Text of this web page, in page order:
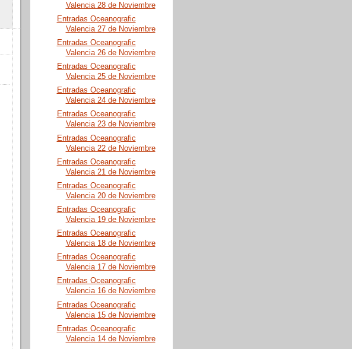
Valencia 28 de Noviembre
Entradas Oceanografic
Valencia 27 de Noviembre
Entradas Oceanografic
Valencia 26 de Noviembre
Entradas Oceanografic
Valencia 25 de Noviembre
Entradas Oceanografic
Valencia 24 de Noviembre
Entradas Oceanografic
Valencia 23 de Noviembre
Entradas Oceanografic
Valencia 22 de Noviembre
Entradas Oceanografic
Valencia 21 de Noviembre
Entradas Oceanografic
Valencia 20 de Noviembre
Entradas Oceanografic
Valencia 19 de Noviembre
Entradas Oceanografic
Valencia 18 de Noviembre
Entradas Oceanografic
Valencia 17 de Noviembre
Entradas Oceanografic
Valencia 16 de Noviembre
Entradas Oceanografic
Valencia 15 de Noviembre
Entradas Oceanografic
Valencia 14 de Noviembre